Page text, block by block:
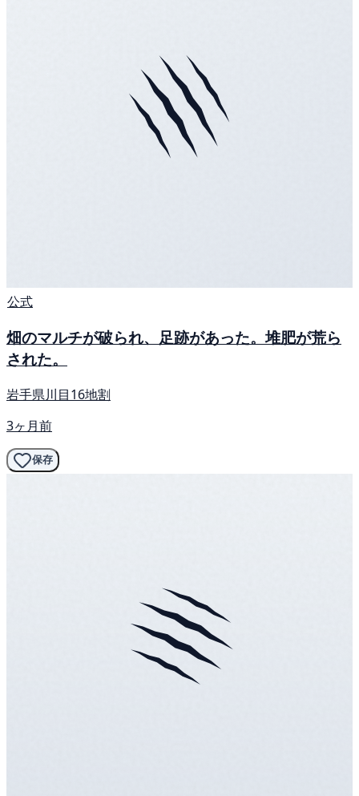
公式
畑のマルチが破られ、足跡があった。堆肥が荒ら
された。
岩手県川目16地割
3ヶ月前
保存